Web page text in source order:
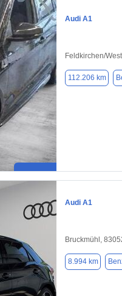
Audi A1
Feldkirchen/
112.206 km
Audi A1
Bruckmühl,
8.994 km